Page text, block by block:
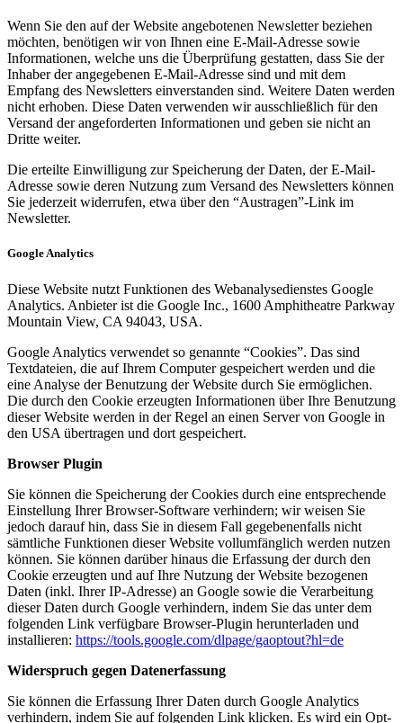
Wenn Sie den auf der Website angebotenen Newsletter beziehen
möchten, benötigen wir von Ihnen eine E-Mail-Adresse sowie
Informationen, welche uns die Überprüfung gestatten, dass Sie der
Inhaber der angegebenen E-Mail-Adresse sind und mit dem
Empfang des Newsletters einverstanden sind. Weitere Daten werden
nicht erhoben. Diese Daten verwenden wir ausschließlich für den
Versand der angeforderten Informationen und geben sie nicht an
Dritte weiter.
Die erteilte Einwilligung zur Speicherung der Daten, der E-Mail-
Adresse sowie deren Nutzung zum Versand des Newsletters können
Sie jederzeit widerrufen, etwa über den “Austragen”-Link im
Newsletter.
Google Analytics
Diese Website nutzt Funktionen des Webanalysedienstes Google
Analytics. Anbieter ist die Google Inc., 1600 Amphitheatre Parkway
Mountain View, CA 94043, USA.
Google Analytics verwendet so genannte “Cookies”. Das sind
Textdateien, die auf Ihrem Computer gespeichert werden und die
eine Analyse der Benutzung der Website durch Sie ermöglichen.
Die durch den Cookie erzeugten Informationen über Ihre Benutzung
dieser Website werden in der Regel an einen Server von Google in
den USA übertragen und dort gespeichert.
Browser Plugin
Sie können die Speicherung der Cookies durch eine entsprechende
Einstellung Ihrer Browser-Software verhindern; wir weisen Sie
jedoch darauf hin, dass Sie in diesem Fall gegebenenfalls nicht
sämtliche Funktionen dieser Website vollumfänglich werden nutzen
können. Sie können darüber hinaus die Erfassung der durch den
Cookie erzeugten und auf Ihre Nutzung der Website bezogenen
Daten (inkl. Ihrer IP-Adresse) an Google sowie die Verarbeitung
dieser Daten durch Google verhindern, indem Sie das unter dem
folgenden Link verfügbare Browser-Plugin herunterladen und
installieren: https://tools.google.com/dlpage/gaoptout?hl=de
Widerspruch gegen Datenerfassung
Sie können die Erfassung Ihrer Daten durch Google Analytics
verhindern, indem Sie auf folgenden Link klicken. Es wird ein Opt-